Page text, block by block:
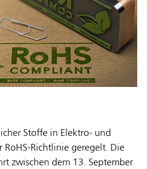
Stoffe in Elektro- und
Richtlinie geregelt. Die
zwischen dem 13. September